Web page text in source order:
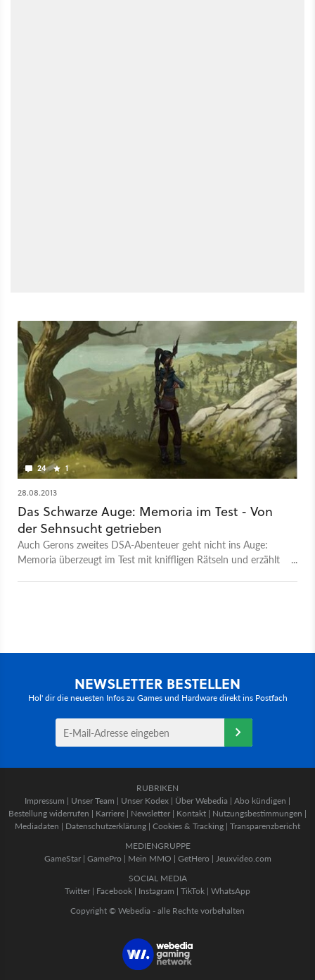
24 1
28.08.2013
Das Schwarze Auge: Memoria im Test - Von
der Sehnsucht getrieben
Auch Gerons zweites DSA-Abenteuer geht nicht ins Auge:
Memoria überzeugt im Test mit kniffligen Rätseln und erzählt
NEWSLETTER BESTELLEN
Hol' dir die neuesten Infos zu Games und Hardware direkt ins Postfach
RUBRIKEN
Impressum | Unser Team | Unser Kodex | Über Webedia | Abo kündigen |
Bestellung widerrufen | Karriere | Newsletter | Kontakt | Nutzungsbestimmungen |
Mediadaten | Datenschutzerklärung | Cookies & Tracking | Transparenzbericht
MEDIENGRUPPE
GameStar| GamePro | Mein MMO | GetHero | Jeuxvideo.com
SOCIAL MEDIA
Twitter | Facebook | Instagram | TikTok | WhatsApp
Copyright © Webedia - alle Rechte vorbehalten